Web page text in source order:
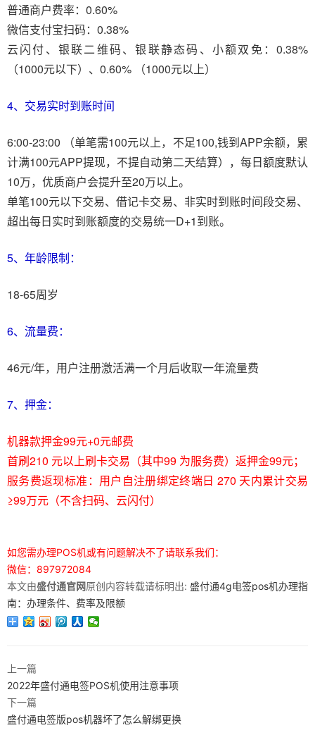
普通商户费率：0.60%
微信支付宝扫码：0.38%
云闪付、银联二维码、银联静态码、小额双免：0.38%
（1000元以下）、0.60% （1000元以上）
4、交易实时到账时间
6:00-23:00 （单笔需100元以上，不足100,钱到APP余额，累
计满100元APP提现，不提自动第二天结算），每日额度默认
10万，优质商户会提升至20万以上。
单笔100元以下交易、借记卡交易、非实时到账时间段交易、
超出每日实时到账额度的交易统一D+1到账。
5、年龄限制：
18-65周岁
6、流量费：
46元/年，用户注册激活满一个月后收取一年流量费
7、押金：
机器款押金99元+0元邮费
首刷210 元以上刷卡交易（其中99 为服务费）返押金99元；
服务费返现标准：用户自注册绑定终端日 270 天内累计交易
≥99万元（不含扫码、云闪付）
如您需办理POS机或有问题解决不了请联系我们：
微信：897972084
本文由盛付通官网原创内容转载请标明出: 盛付通4g电签pos机办理指
南：办理条件、费率及限额
上一篇
2022年盛付通电签POS机使用注意事项
下一篇
盛付通电签版pos机器坏了怎么解绑更换